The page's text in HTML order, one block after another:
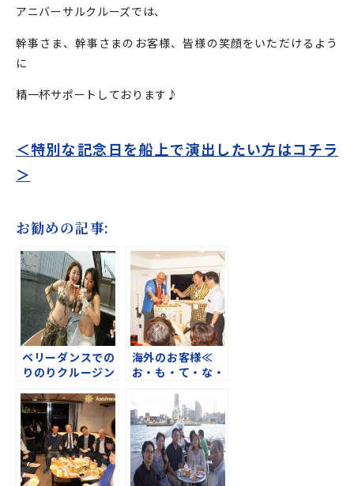
アニバーサルクルーズでは、
幹事さま、幹事さまのお客様、皆様の笑顔をいただけるよう
に
精一杯サポートしております♪
＜特別な記念日を船上で演出したい方はコチラ
＞
お勧めの記事:
ベリーダンスでの
りのりクルージン
海外のお客様≪
お・も・て・な・
♪